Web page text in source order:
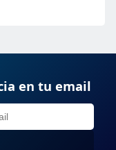
en tu email